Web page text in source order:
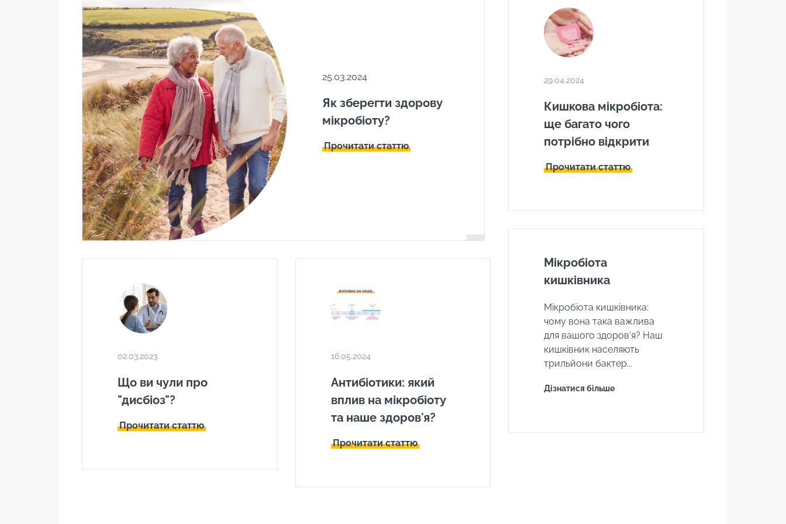
25.03.2024
Як зберегти здорову
мікробіоту?
Прочитати статтю
29.04.2024
Кишкова мікробіота:
ще багато чого
потрібно відкрити
Прочитати статтю
Мікробіота
кишківника
Мікробіота кишківника:
чому вона така важлива
для вашого здоров’я? Наш
кишківник населяють
трильйони бактер...
Дізнатися більше
02.03.2023
Що ви чули про
"дисбіоз"?
Прочитати статтю
16.05.2024
Антибіотики: який
вплив на мікробіоту
та наше здоров'я?
Прочитати статтю